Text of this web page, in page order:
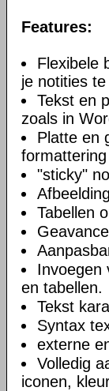
Features:
Flexibele
je notities
Tekst en
zoals in
Platte en
"sticky"
Tabellen
Invoegen
en tabellen.
Tekst
Syntax
externe
Volledig
iconen,